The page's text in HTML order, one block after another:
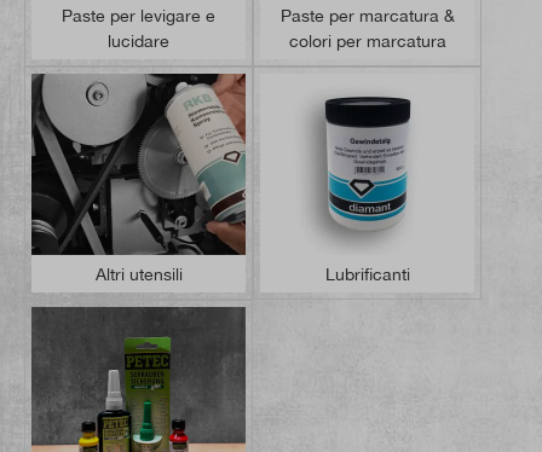
Paste per levigare e
lucidare
Paste per marcatura &
colori per marcatura
Altri utensili Lubrificanti